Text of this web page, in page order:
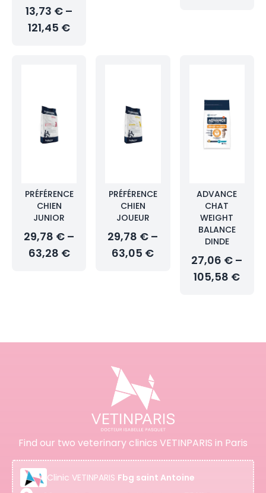
13,73 € –
121,45 €
PRÉFÉRENCE
CHIEN
JUNIOR
29,78 € –
63,28 €
PRÉFÉRENCE
CHIEN
JOUEUR
29,78 € –
63,05 €
ADVANCE
CHAT
WEIGHT
BALANCE
DINDE
27,06 € –
105,58 €
Find our two veterinary clinics VETINPARIS in Paris
Clinic VETINPARIS Fbg saint Antoine